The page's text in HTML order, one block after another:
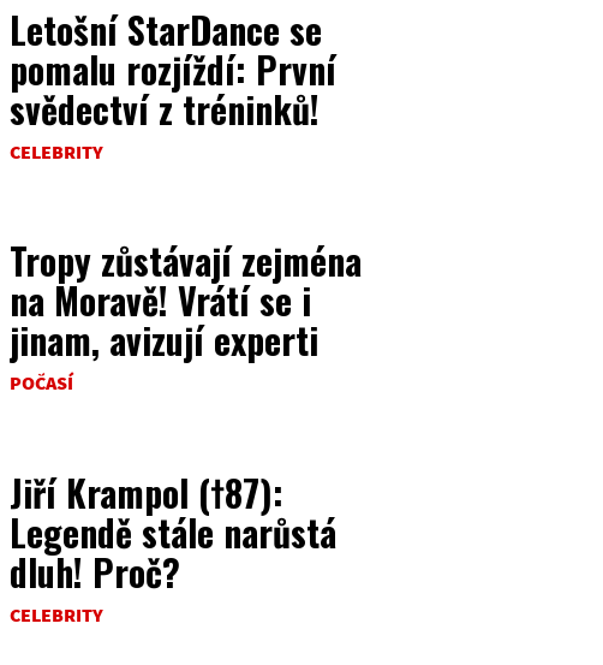
Letošní StarDance se
pomalu rozjíždí: První
svědectví z tréninků!
CELEBRITY
Tropy zůstávají zejména
na Moravě! Vrátí se i
jinam, avizují experti
POČASÍ
Jiří Krampol (†87):
Legendě stále narůstá
dluh! Proč?
CELEBRITY